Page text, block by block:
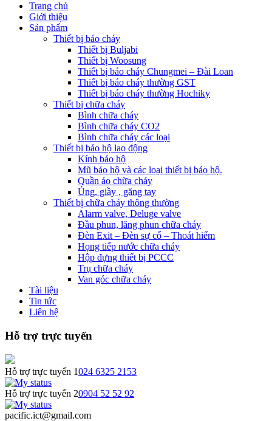
Trang chủ
Giới thiệu
Sản phẩm
Thiết bị báo cháy
Thiết bị Buljabi
Thiết bị Woosung
Thiết bị báo cháy Chungmei – Đài Loan
Thiết bị báo cháy thường GST
Thiết bị báo cháy thường Hochiky
Thiết bị chữa cháy
Bình chữa cháy
Bình chữa cháy CO2
Bình chữa cháy các loại
Thiết bị bảo hộ lao động
Kính bảo hộ
Mũ bảo hộ và các loại thiết bị bảo hộ.
Quần áo chữa cháy
Ủng, giầy , găng tay
Thiết bị chữa cháy thông thường
Alarm valve, Deluge valve
Đầu phun, lăng phun chữa cháy
Đèn Exit – Đèn sự cố – Thoát hiểm
Họng tiếp nước chữa cháy
Hộp đựng thiết bị PCCC
Trụ chữa cháy
Van góc chữa cháy
Tài liệu
Tin tức
Liên hệ
Hỗ trợ trực tuyến
Hỗ trợ trực tuyến 1024 6325 2153
Hỗ trợ trực tuyến 20904 52 52 92
pacific.ict@gmail.com